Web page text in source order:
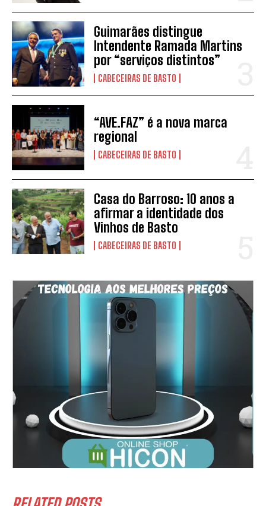
SUBSCREVER
Li e aceito a vossaPolitica de Privacidade
Guimarães distingue
Intendente Ramada Martins
por “serviços distintos”
CABECEIRAS DE BASTO
“AVE.FAZ” é a nova marca
regional
CABECEIRAS DE BASTO
Casa do Barroso: 10 anos a
afirmar a identidade dos
Vinhos de Basto
CABECEIRAS DE BASTO